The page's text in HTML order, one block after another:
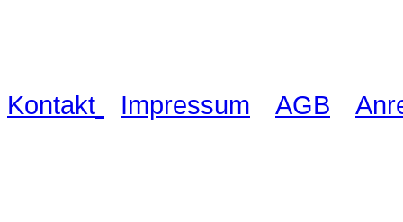
Kontakt Impressum AGB